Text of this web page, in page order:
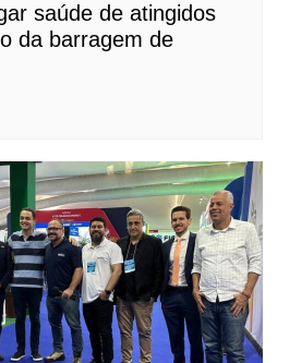
saúde de atingidos
da barragem de